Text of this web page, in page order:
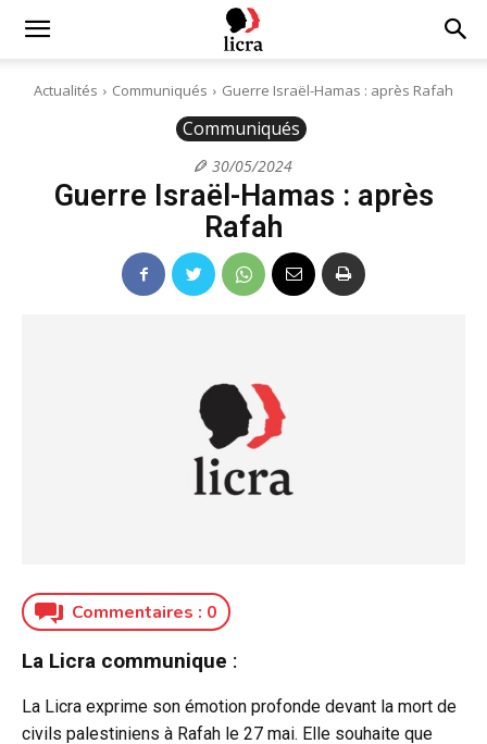
Licra
Actualités Communiqués Guerre Israël-Hamas : après Rafah
Communiqués
30/05/2024
Guerre Israël-Hamas : après
Rafah
Commentaires : 0
La Licra communique :
La Licra exprime son émotion profonde devant la mort de
civils palestiniens à Rafah le 27 mai. Elle souhaite que